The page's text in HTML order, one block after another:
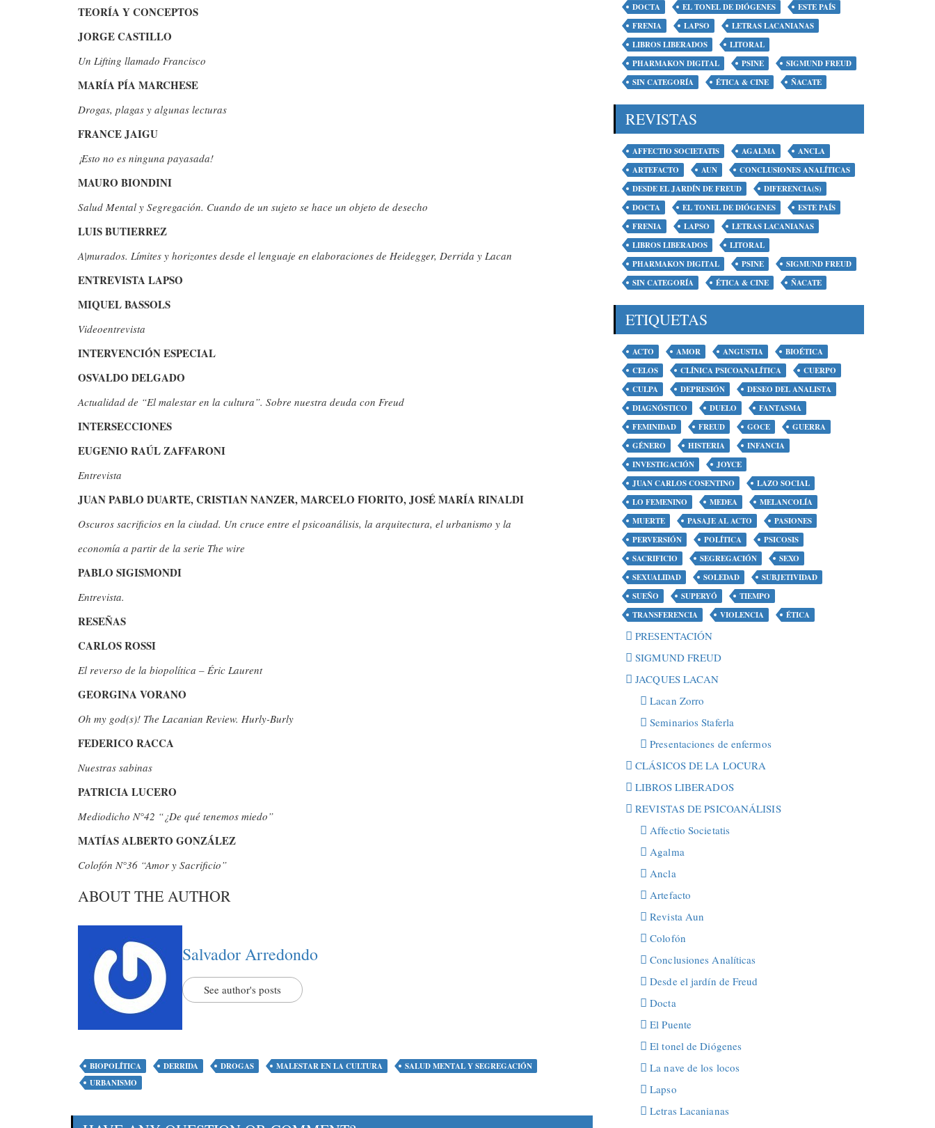
TEORÍA Y CONCEPTOS
JORGE CASTILLO
Un Lifting llamado Francisco
MARÍA PÍA MARCHESE
Drogas, plagas y algunas lecturas
FRANCE JAIGU
¡Esto no es ninguna payasada!
MAURO BIONDINI
Salud Mental y Segregación. Cuando de un sujeto se hace un objeto de desecho
LUIS BUTIERREZ
A|murados. Límites y horizontes desde el lenguaje en elaboraciones de Heidegger, Derrida y Lacan
ENTREVISTA LAPSO
MIQUEL BASSOLS
Videoentrevista
INTERVENCIÓN ESPECIAL
OSVALDO DELGADO
Actualidad de “El malestar en la cultura”. Sobre nuestra deuda con Freud
INTERSECCIONES
EUGENIO RAÚL ZAFFARONI
Entrevista
JUAN PABLO DUARTE, CRISTIAN NANZER, MARCELO FIORITO, JOSÉ MARÍA RINALDI
Oscuros sacrificios en la ciudad. Un cruce entre el psicoanálisis, la arquitectura, el urbanismo y la
economía a partir de la serie The wire
PABLO SIGISMONDI
Entrevista.
RESEÑAS
CARLOS ROSSI
El reverso de la biopolítica – Éric Laurent
GEORGINA VORANO
Oh my god(s)! The Lacanian Review. Hurly-Burly
FEDERICO RACCA
Nuestras sabinas
PATRICIA LUCERO
Mediodicho N°42 “¿De qué tenemos miedo”
MATÍAS ALBERTO GONZÁLEZ
Colofón N°36 “Amor y Sacrificio”
ABOUT THE AUTHOR
Salvador Arredondo
See author's posts
BIOPOLÍTICA DERRIDA DROGAS MALESTAR EN LA CULTURA
SALUD MENTAL Y SEGREGACIÓN
URBANISMO
DOCTA
EL TONEL DE DIÓGENES
ESTE PAÍS
FRENIA
LAPSO
LETRAS LACANIANAS
LIBROS LIBERADOS
LITORAL
PHARMAKON DIGITAL
PSINE
SIGMUND FREUD
SIN CATEGORÍA
ÉTICA & CINE ÑACATE
REVISTAS
AFFECTIO SOCIETATIS AGALMA
ANCLA
ARTEFACTO
AUN
CONCLUSIONES ANALÍTICAS
DESDE EL JARDÍN DE FREUD
DIFERENCIA(S)
DOCTA
EL TONEL DE DIÓGENES
ESTE PAÍS
FRENIA
LAPSO
LETRAS LACANIANAS
LIBROS LIBERADOS
LITORAL
PHARMAKON DIGITAL
PSINE
SIGMUND FREUD
SIN CATEGORÍA
ÉTICA & CINE ÑACATE
ETIQUETAS
ACTO AMOR ANGUSTIA
BIOÉTICA
CELOS
CLÍNICA PSICOANALÍTICA
CUERPO
CULPA
DEPRESIÓN
DESEO DEL ANALISTA
DIAGNÓSTICO
DUELO
FANTASMA
FEMINIDAD
FREUD GOCE
GUERRA
GÉNERO
HISTERIA
INFANCIA
INVESTIGACIÓN
JOYCE
JUAN CARLOS COSENTINO
LAZO SOCIAL
LO FEMENINO
MEDEA
MELANCOLÍA
MUERTE
PASAJE AL ACTO
PASIONES
PERVERSIÓN
POLÍTICA
PSICOSIS
SACRIFICIO
SEGREGACIÓN
SEXO
SEXUALIDAD
SOLEDAD
SUBJETIVIDAD
SUEÑO
SUPERYÓ
TIEMPO
TRANSFERENCIA
VIOLENCIA ÉTICA
PRESENTACIÓN
SIGMUND FREUD
JACQUES LACAN
Lacan Zorro
Seminarios Staferla
Presentaciones de enfermos
CLÁSICOS DE LA LOCURA
LIBROS LIBERADOS
REVISTAS DE PSICOANÁLISIS
Affectio Societatis
Agalma
Ancla
Artefacto
Revista Aun
Colofón
Conclusiones Analíticas
Desde el jardín de Freud
Docta
El Puente
El tonel de Diógenes
La nave de los locos
Lapso
Letras Lacanianas